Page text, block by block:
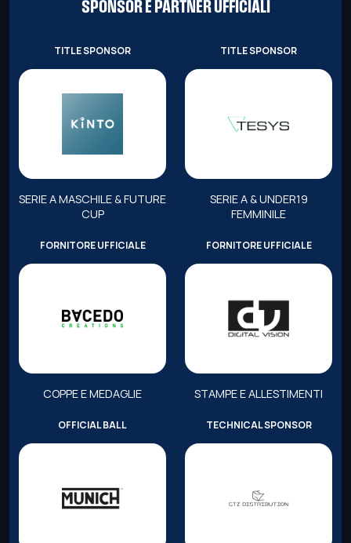
SPONSOR E PARTNER UFFICIALI
TITLE SPONSOR
SERIE A MASCHILE & FUTURE
CUP
TITLE SPONSOR
SERIE A & UNDER19
FEMMINILE
FORNITORE UFFICIALE
COPPE E MEDAGLIE
FORNITORE UFFICIALE
STAMPE E ALLESTIMENTI
OFFICIAL BALL TECHNICAL SPONSOR